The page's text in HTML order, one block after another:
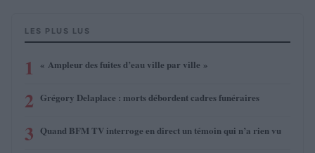
LES PLUS LUS
1 « Ampleur des fuites d’eau ville par ville »
2 Grégory Delaplace : morts débordent cadres funéraires
3 Quand BFM TV interroge en direct un témoin qui n’a rien vu